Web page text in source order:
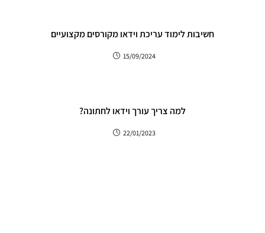
חשיבות לימוד עריכת וידאו מקורסים מקצועיים
15/09/2024
למה צריך עורך וידאו לחתונה?
22/01/2023